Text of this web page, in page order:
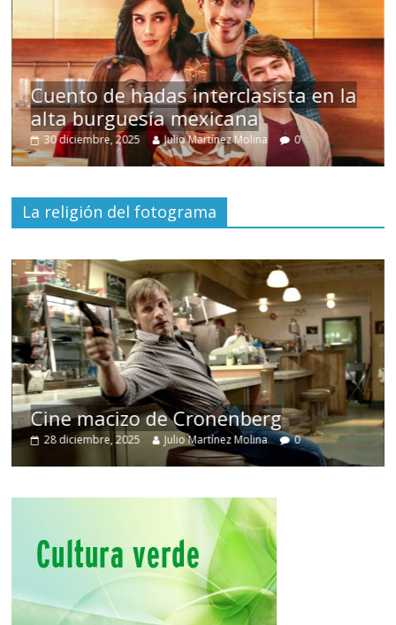
Cuento de hadas interclasista en la
alta burguesía mexicana
30 diciembre, 2025 Julio Martínez Molina 0
La religión del fotograma
Cine macizo de Cronenberg
28 diciembre, 2025 Julio Martínez Molina 0